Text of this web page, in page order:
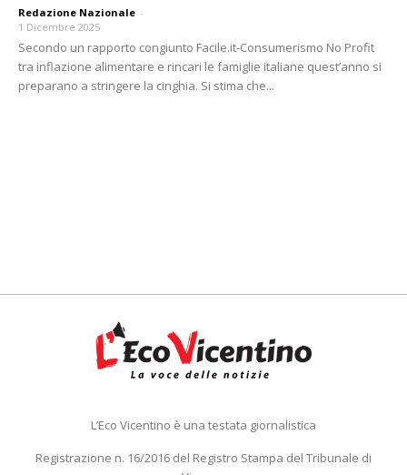
Redazione Nazionale -
1 Dicembre 2025
Secondo un rapporto congiunto Facile.it-Consumerismo No Profit
tra inflazione alimentare e rincari le famiglie italiane quest’anno si
preparano a stringere la cinghia. Si stima che...
L’Eco Vicentino è una testata giornalistica
Registrazione n. 16/2016 del Registro Stampa del Tribunale di